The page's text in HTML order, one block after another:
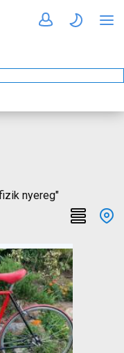
nyereg"